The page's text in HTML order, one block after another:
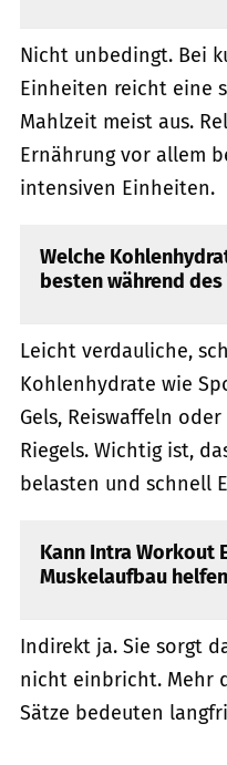
Nicht unbedingt. Bei
Einheiten reicht eine
Mahlzeit meist aus.
Ernährung vor allem
intensiven Einheiten.
Welche
besten während des
Leicht verdauliche,
Kohlenhydrate wie
Gels, Reiswaffeln
Riegels. Wichtig ist,
belasten und schnell
Kann Intra Workout
Muskelaufbau
Indirekt ja. Sie sorgt
nicht einbricht. Mehr
Sätze bedeuten